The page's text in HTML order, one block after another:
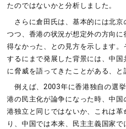
たのではないかと分析しました。
さらに倉田氏は、基本的には北京
つつ、香港の状況が想定外の方向
得なかった、との見方を示します
するにまで発展した背景には、中
に脅威を語ってきたことがある、と
例えば、2003年に香港独自の選
港の民主化が論争になった時、中
港独立と同じではないか、これは
り、中国では本来、民主主義国家